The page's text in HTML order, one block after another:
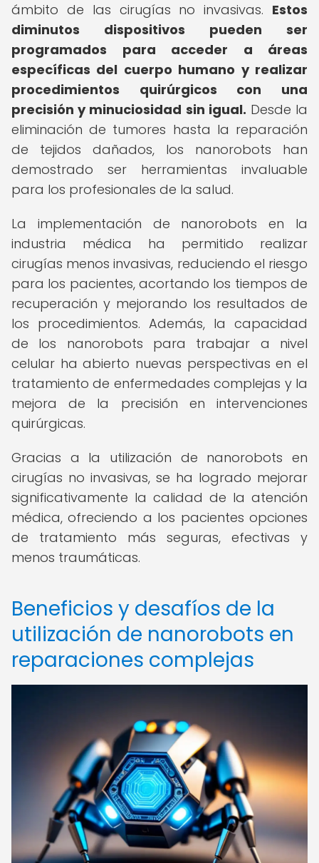
ámbito de las cirugías no invasivas. Estos
diminutos dispositivos pueden ser
programados para acceder a áreas
específicas del cuerpo humano y realizar
procedimientos quirúrgicos con una
precisión y minuciosidad sin igual. Desde la
eliminación de tumores hasta la reparación
de tejidos dañados, los nanorobots han
demostrado ser herramientas invaluable
para los profesionales de la salud.
La implementación de nanorobots en la
industria médica ha permitido realizar
cirugías menos invasivas, reduciendo el riesgo
para los pacientes, acortando los tiempos de
recuperación y mejorando los resultados de
los procedimientos. Además, la capacidad
de los nanorobots para trabajar a nivel
celular ha abierto nuevas perspectivas en el
tratamiento de enfermedades complejas y la
mejora de la precisión en intervenciones
quirúrgicas.
Gracias a la utilización de nanorobots en
cirugías no invasivas, se ha logrado mejorar
significativamente la calidad de la atención
médica, ofreciendo a los pacientes opciones
de tratamiento más seguras, efectivas y
menos traumáticas.
Beneficios y desafíos de la
utilización de nanorobots en
reparaciones complejas